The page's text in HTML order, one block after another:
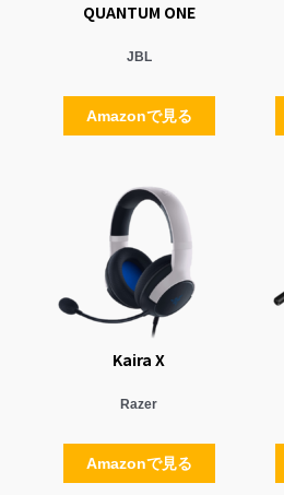
QUANTUM ONE
JBL
Amazonで見る
Kaira X
Razer
Amazonで見る